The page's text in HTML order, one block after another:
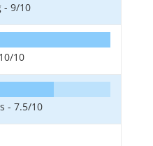
- 9/10
10/10
- 7.5/10